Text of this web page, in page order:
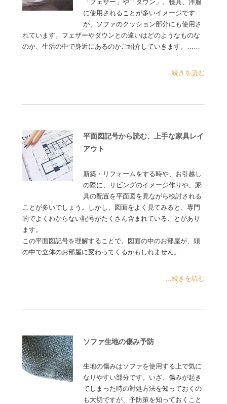
「フェザー」や「ダウン」。寝具、洋服
に使用されることが多いイメージです
が、ソファのクッション部分にも使用さ
れています。フェザーやダウンとの違いはどのようなものな
のか、生活の中で身近にあるのかご紹介していきます。……
...続きを読む
平面図記号から読む、上手な家具レイ
アウト
新築・リフォームをする時や、お引越し
の際に、リビングのイメージ作りや、家
具の配置を平面図を見ながら検討される
ことが多いでしょう。しかし、図面をよく見てみると、専門
的でよくわからない記号がたくさん含まれていることがあり
ます。
この平面図記号を理解することで、図面の中のお部屋が、頭
の中で立体のお部屋に変わってくるかもしれません。……
...続きを読む
ソファ生地の傷み予防
生地の傷みはソファを使用する上で気に
なりやすい部分です。いざ、傷みが起き
てしまった時の対処方法を知っておくの
も大切ですが、予防策を知っておくこと